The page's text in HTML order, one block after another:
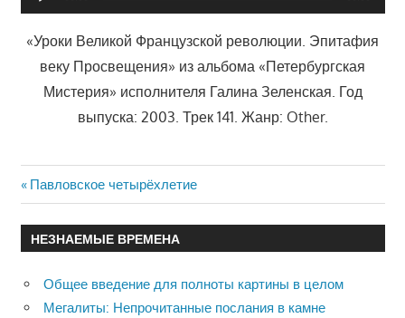
«Уроки Великой Французской революции. Эпитафия
веку Просвещения» из альбома «Петербургская
Мистерия» исполнителя Галина Зеленская. Год
выпуска: 2003. Трек 141. Жанр: Other.
Навигация
по
записям
Previous
Post:
Павловское четырёхлетие
НЕЗНАЕМЫЕ ВРЕМЕНА
Общее введение для полноты картины в целом
Мегалиты: Непрочитанные послания в камне